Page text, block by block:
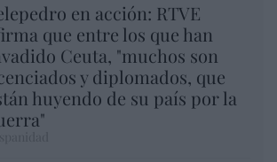
en acción: RTVE
que entre los que han
Ceuta, "muchos son
y diplomados, que
huyendo de su país por la